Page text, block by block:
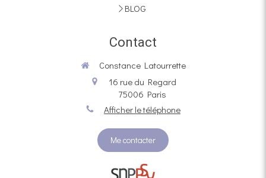
BLOG
Contact
Constance Latourrette
16 rue du Regard
75006 Paris
Afficher le téléphone
Me contacter